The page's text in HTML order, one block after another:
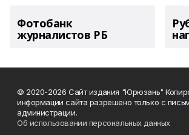
Фотобанк
журналистов РБ
© 2020-2026 Сайт издания "Юрюзань"
информации сайта разрешено только с
администрации.
Об использовании персональных данных